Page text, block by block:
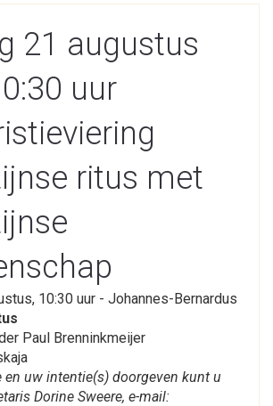
21 augustus
uur
ritus met
10:30 uur - Johannes-Bernardus
Paul Brenninkmeijer
en uw intentie(s) doorgeven kunt u
Dorine Sweere, e-mail: